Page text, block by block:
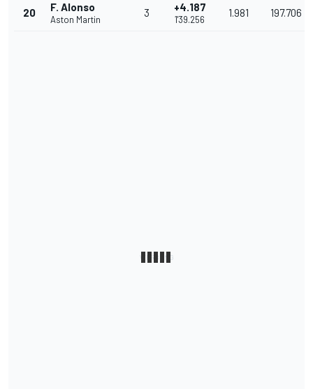
20 F. Alonso
Aston Martin
3 +4.187
1'39.256
1.981 197.706